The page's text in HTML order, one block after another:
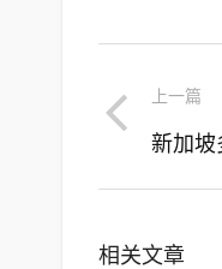
上一篇
新加坡
相关文章